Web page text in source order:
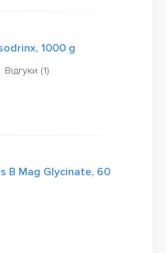
1000 g
Відгуки (1)
B Mag Glycinate, 60